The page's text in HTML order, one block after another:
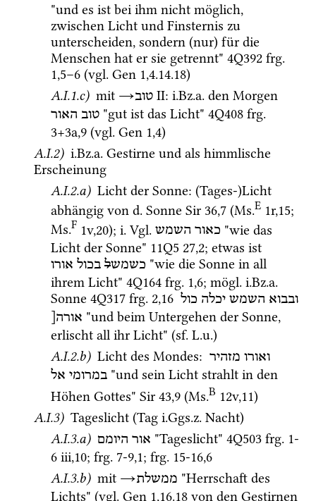
"und es ist bei ihm nicht möglich,
zwischen Licht und Finsternis zu
unterscheiden, sondern (nur) für die
Menschen hat er sie getrennt" 4Q392 frg.
1,5–6 (vgl. Gen 1,4.14.18)
A.I.1.c) mit →טוב ‎ II: i.Bz.a.
טוב האור "gut ist das Licht" 4Q408 frg.
3+3a,9 (vgl. Gen 1,4)
A.I.2) i.Bz.a. Gestirne und als himmlische
Erscheinung
A.I.2.a) Licht der Sonne: (Tages-)Licht
abhängig von d. Sonne Sir 36,7 (Ms.E 1r,15
Ms.F 1v,20); i. Vgl. כאור השמש
"wie das
Licht der Sonne" 11Q5 27,2
כשמשל בכול אורו
"wie die Sonne in all
ihrem Licht" 4Q164 frg. 1,6; mögl. i.Bz.a.
Sonne 4Q317 frg. 2,16 ובבוא השמש יכלה כול
אורה[ "und beim Untergehen der Sonne,
erlischt all ihr Licht" (sf. L.u.)
A.I.2.b) Licht des Mondes: ואורו מזהיר
במרומי אל
"und sein Licht strahlt in den
Höhen Gottes" Sir 43,9 (Ms.B 12v,11)
A.I.3) Tageslicht (Tag i.Ggs.z. Nacht)
A.I.3.a)
אור היומם "Tageslicht" 4Q503 frg. 1-
6 iii,10; frg. 7-9,1; frg. 15-16,6
A.I.3.b) mit →ממשלת "Herrschaft des
Lichts" (vgl. Gen 1,16.18 von den Gestirnen